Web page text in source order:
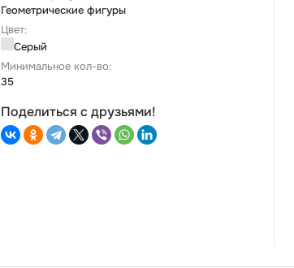
Геометрические фигуры
Цвет:
Серый
Минимальное кол-во:
35
Поделиться с друзьями!